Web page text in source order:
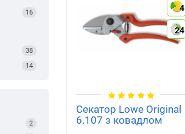
16
38
14
2
4
24
Секатор Lowe Original
6.107 з ковадлом